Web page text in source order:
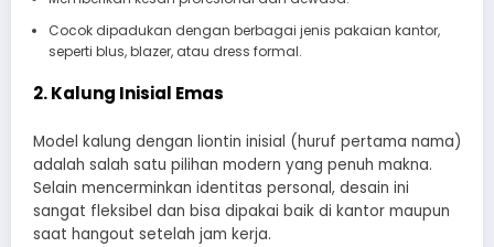
Cocok dipadukan dengan berbagai jenis pakaian kantor,
seperti blus, blazer, atau dress formal.
2. Kalung Inisial Emas
Model kalung dengan liontin inisial (huruf pertama nama)
adalah salah satu pilihan modern yang penuh makna.
Selain mencerminkan identitas personal, desain ini
sangat fleksibel dan bisa dipakai baik di kantor maupun
saat hangout setelah jam kerja.